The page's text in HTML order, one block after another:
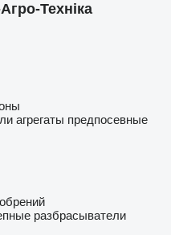
Техніка
агрегаты предпосевные
разбрасыватели